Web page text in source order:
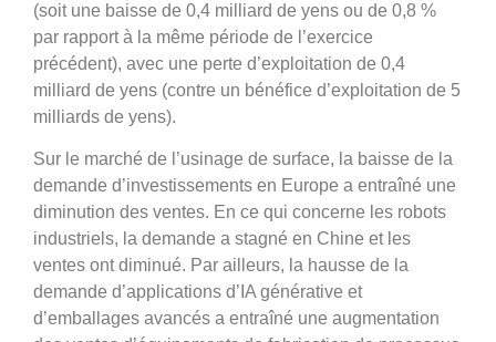
(soit une baisse de 0,4 milliard de yens ou de 0,8 %
par rapport à la même période de l’exercice
précédent), avec une perte d’exploitation de 0,4
milliard de yens (contre un bénéfice d’exploitation de 5
milliards de yens).
Sur le marché de l’usinage de surface, la baisse de la
demande d’investissements en Europe a entraîné une
diminution des ventes. En ce qui concerne les robots
industriels, la demande a stagné en Chine et les
ventes ont diminué. Par ailleurs, la hausse de la
demande d’applications d’IA générative et
d’emballages avancés a entraîné une augmentation